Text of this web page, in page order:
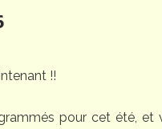
!!
pour cet été,